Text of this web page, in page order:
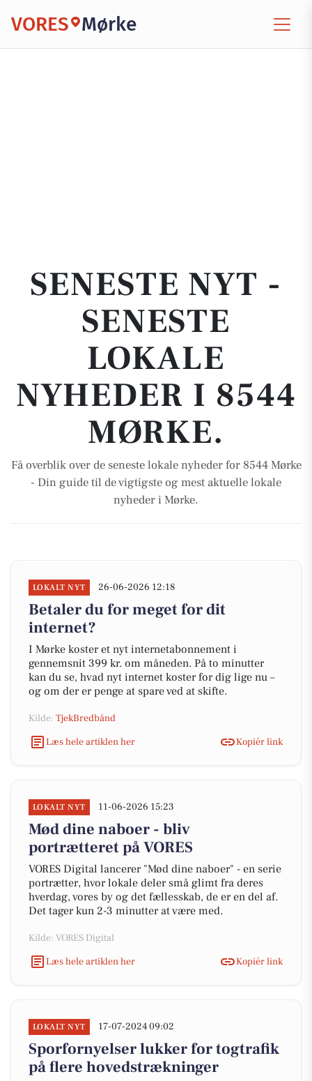
VORES Mørke
SENESTE NYT -
SENESTE
LOKALE
NYHEDER I 8544
MØRKE.
Få overblik over de seneste lokale nyheder for 8544 Mørke
- Din guide til de vigtigste og mest aktuelle lokale
nyheder i Mørke.
LOKALT NYT 26-06-2026 12:18
Betaler du for meget for dit
internet?
I Mørke koster et nyt internetabonnement i
gennemsnit 399 kr. om måneden. På to minutter
kan du se, hvad nyt internet koster for dig lige nu –
og om der er penge at spare ved at skifte.
Kilde: TjekBredbånd
Læs hele artiklen her
Kopiér link
LOKALT NYT 11-06-2026 15:23
Mød dine naboer - bliv
portrætteret på VORES
VORES Digital lancerer "Mød dine naboer" - en serie
portrætter, hvor lokale deler små glimt fra deres
hverdag, vores by og det fællesskab, de er en del af.
Det tager kun 2-3 minutter at være med.
Kilde: VORES Digital
Læs hele artiklen her
Kopiér link
LOKALT NYT 17-07-2024 09:02
Sporfornyelser lukker for togtrafik
på flere hovedstrækninger